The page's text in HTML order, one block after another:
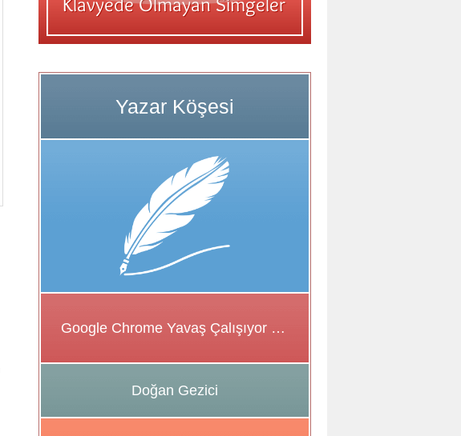
Google Chrome Yavaş Çalışıyor Sorunu için Çözüm Önerileri
Doğan Gezici